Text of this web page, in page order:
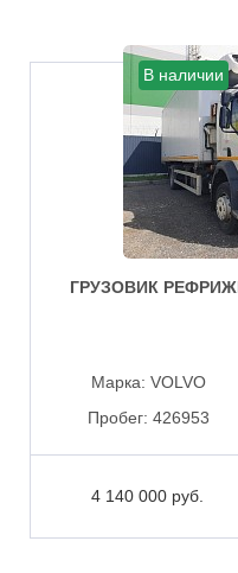
В наличии
ГРУЗОВИК
Марка: VOLVO
Пробег: 426953
4 140 000 руб.